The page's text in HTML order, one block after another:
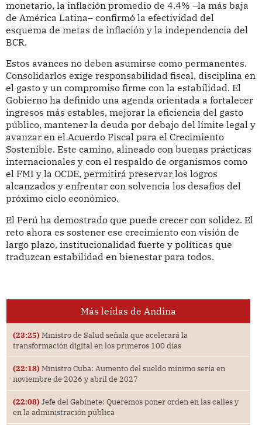
monetario, la inflación promedio de 4.4% –la más baja
de América Latina– confirmó la efectividad del
esquema de metas de inflación y la independencia del
BCR.
Estos avances no deben asumirse como permanentes.
Consolidarlos exige responsabilidad fiscal, disciplina en
el gasto y un compromiso firme con la estabilidad. El
Gobierno ha definido una agenda orientada a fortalecer
ingresos más estables, mejorar la eficiencia del gasto
público, mantener la deuda por debajo del límite legal y
avanzar en el Acuerdo Fiscal para el Crecimiento
Sostenible. Este camino, alineado con buenas prácticas
internacionales y con el respaldo de organismos como
el FMI y la OCDE, permitirá preservar los logros
alcanzados y enfrentar con solvencia los desafíos del
próximo ciclo económico.
El Perú ha demostrado que puede crecer con solidez. El
reto ahora es sostener ese crecimiento con visión de
largo plazo, institucionalidad fuerte y políticas que
traduzcan estabilidad en bienestar para todos.
Más leídas de Andina
(23:25) Ministro de Salud señala que acelerará la
transformación digital en los primeros 100 días
(22:18) Ministro Cuba: Aumento del sueldo mínimo sería en
noviembre de 2026 y abril de 2027
(22:08) Jefe del Gabinete: Queremos poner orden en las calles y
en la administración pública